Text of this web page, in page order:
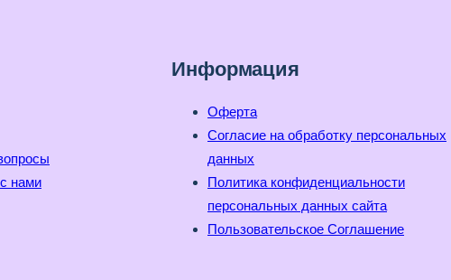
нами
Информация
Оферта
Согласие на обработку персональных
данных
Политика конфиденциальности
персональных данных сайта
Пользовательское Соглашение